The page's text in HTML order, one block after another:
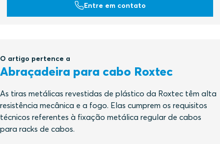
Entre em contato
O artigo pertence a
Abraçadeira para cabo Roxtec
As tiras metálicas revestidas de plástico da Roxtec têm alta
resistência mecânica e a fogo. Elas cumprem os requisitos
técnicos referentes à fixação metálica regular de cabos
para racks de cabos.